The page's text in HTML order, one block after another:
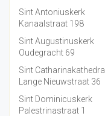
Sint Antoniuskerk
Kanaalstraat 198
Sint Augustinuskerk
Oudegracht 69
Sint
Lange Nieuwstraat 36
Sint Dominicuskerk
Palestrinastraat 1